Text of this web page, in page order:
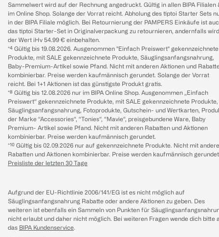
Sammelwert wird auf der Rechnung angedruckt. Gültig in allen BIPA Filialen
im Online Shop. Solange der Vorrat reicht. Abholung des tiptoi Starter Sets
in der BIPA Filiale möglich. Bei Retournierung der PAMPERS Einkäufe ist
das tiptoi Starter-Set in Originalverpackung zu retournieren, andernfalls wird
der Wert iHv 54.99 € einbehalten.
*⁴ Gültig bis 19.08.2026. Ausgenommen "Einfach Preiswert" gekennzeichnete
Produkte, mit SALE gekennzeichnete Produkte, Säuglingsanfangsnahrung,
Baby-Premium-Artikel sowie Pfand. Nicht mit anderen Aktionen und
kombinierbar. Preise werden kaufmännisch gerundet. Solange der Vorrat
reicht. Bei 1+1 Aktionen ist das günstigste Produkt gratis.
*⁸ Gültig bis 12.08.2026 nur im BIPA Online Shop. Ausgenommen „Einfach
Preiswert“ gekennzeichnete Produkte, mit SALE gekennzeichnete Produkte,
Säuglingsanfangsnahrung, Fotoprodukte, Gutschein- und Wertkarten,
der Marke “Accessories“, “Tonies“, “Mavie“, preisgebundene Ware, Baby
Premium- Artikel sowie Pfand. Nicht mit anderen Rabatten und Aktionen
kombinierbar. Preise werden kaufmännisch gerundet.
*¹⁰ Gültig bis 02.09.2026 nur auf gekennzeichnete Produkte. Nicht mit
Rabatten und Aktionen kombinierbar. Preise werden kaufmännisch
Preisliste der letzten 30 Tage
Aufgrund der EU-Richtlinie 2006/141/EG ist es nicht möglich auf
Säuglingsanfangsnahrung Rabatte oder andere Aktionen zu geben. Des
weiteren ist ebenfalls ein Sammeln von Punkten für
nicht erlaubt und daher nicht möglich. Bei weiteren Fragen wende dich bitte
das BIPA Kundenservice.